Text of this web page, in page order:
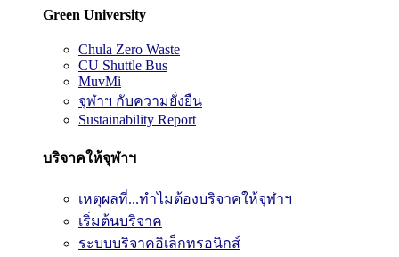
Green University
Chula Zero Waste
CU Shuttle Bus
MuvMi
จุฬาฯ กับความยั่งยืน
Sustainability Report
บริจาคให้จุฬาฯ
เหตุผลที่...ทำไมต้องบริจาคให้จุฬาฯ
เริ่มต้นบริจาค
ระบบบริจาคอิเล็กทรอนิกส์